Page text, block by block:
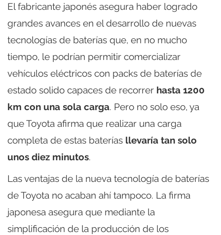
El fabricante japonés asegura haber logrado
grandes avances en el desarrollo de nuevas
tecnologías de baterías que, en no mucho
tiempo, le podrían permitir comercializar
vehículos eléctricos con packs de baterías de
estado solido capaces de recorrer hasta 1200
km con una sola carga. Pero no solo eso, ya
que Toyota afirma que realizar una carga
completa de estas baterías llevaría tan solo
unos diez minutos.
Las ventajas de la nueva tecnología de baterías
de Toyota no acaban ahí tampoco. La firma
japonesa asegura que mediante la
simplificación de la producción de los